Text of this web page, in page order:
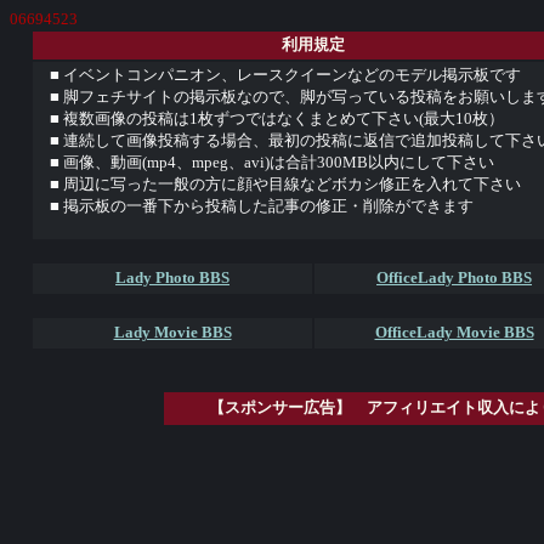
06694523
利用規定
■ イベントコンパニオン、レースクイーンなどのモデル掲示板です
■ 脚フェチサイトの掲示板なので、脚が写っている投稿をお願いしま
■ 複数画像の投稿は1枚ずつではなくまとめて下さい(最大10枚）
■ 連続して画像投稿する場合、最初の投稿に返信で追加投稿して下さ
■ 画像、動画(mp4、mpeg、avi)は合計300MB以内にして下さい
■ 周辺に写った一般の方に顔や目線などボカシ修正を入れて下さい
■ 掲示板の一番下から投稿した記事の修正・削除ができます
Lady Photo BBS OfficeLady Photo BBS
Lady Movie BBS OfficeLady Movie BBS
【スポンサー広告】 アフィリエイト収入に